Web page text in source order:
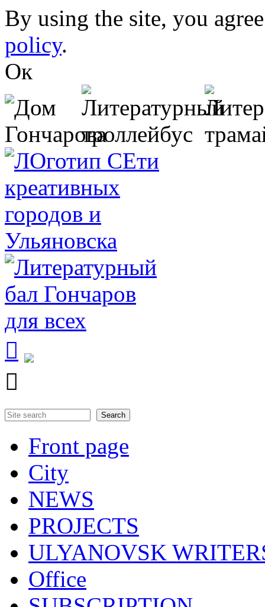
Skip to main content
By using the site, you
policy.
Ок


Search form
Front page
City
NEWS
PROJECTS
ULYANOVSK
Office